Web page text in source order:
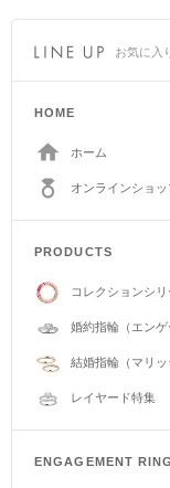
お気に入
HOME
ホーム
オンラインショッ
PRODUCTS
コレクションシ
婚約指輪（エン
結婚指輪（マリ
レイヤード特集
ENGAGEMENT RING